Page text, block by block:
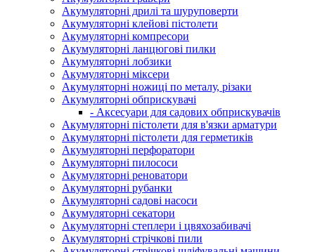
Акумуляторні дрилі та шуруповерти
Акумуляторні клейові пістолети
Акумуляторні компресори
Акумуляторні ланцюгові пилки
Акумуляторні лобзики
Акумуляторні міксери
Акумуляторні ножиці по металу, різаки
Акумуляторні обприскувачі
- Аксесуари для садових обприскувачів
Акумуляторні пістолети для в'язки арматури
Акумуляторні пістолети для герметиків
Акумуляторні перфоратори
Акумуляторні пилососи
Акумуляторні реноватори
Акумуляторні рубанки
Акумуляторні садові насоси
Акумуляторні секатори
Акумуляторні степлери і цвяхозабивачі
Акумуляторні стрічкові пили